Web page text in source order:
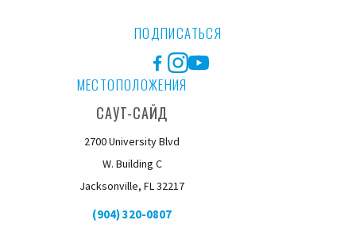
ПОДПИСАТЬСЯ
Facebook
Instagram
YouTube
МЕСТОПОЛОЖЕНИЯ
САУТ-САЙД
2700 University Blvd
W. Building C
Jacksonville, FL 32217
(904) 320-0807